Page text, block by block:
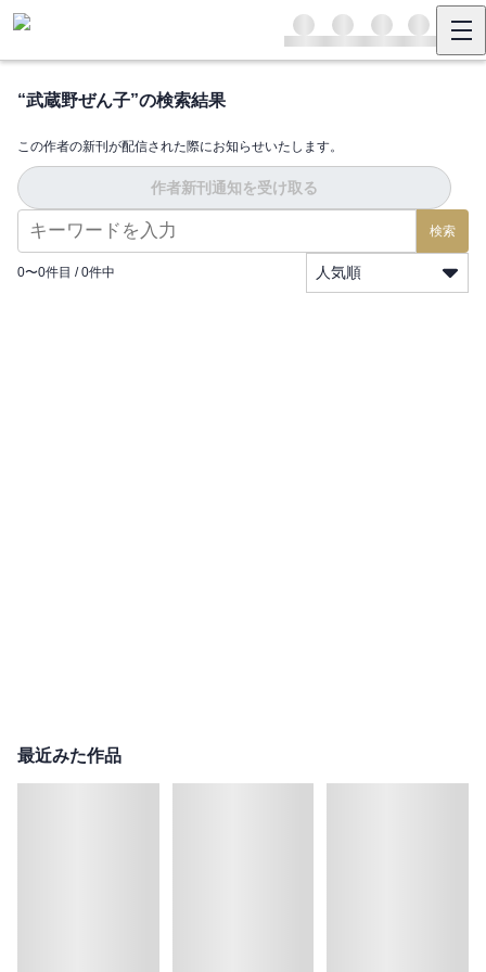
“武蔵野ぜん子”の検索結果
この作者の新刊が配信された際にお知らせいたします。
作者新刊通知を受け取る
検索
0〜0件目 / 0件中 人気順
最近みた作品